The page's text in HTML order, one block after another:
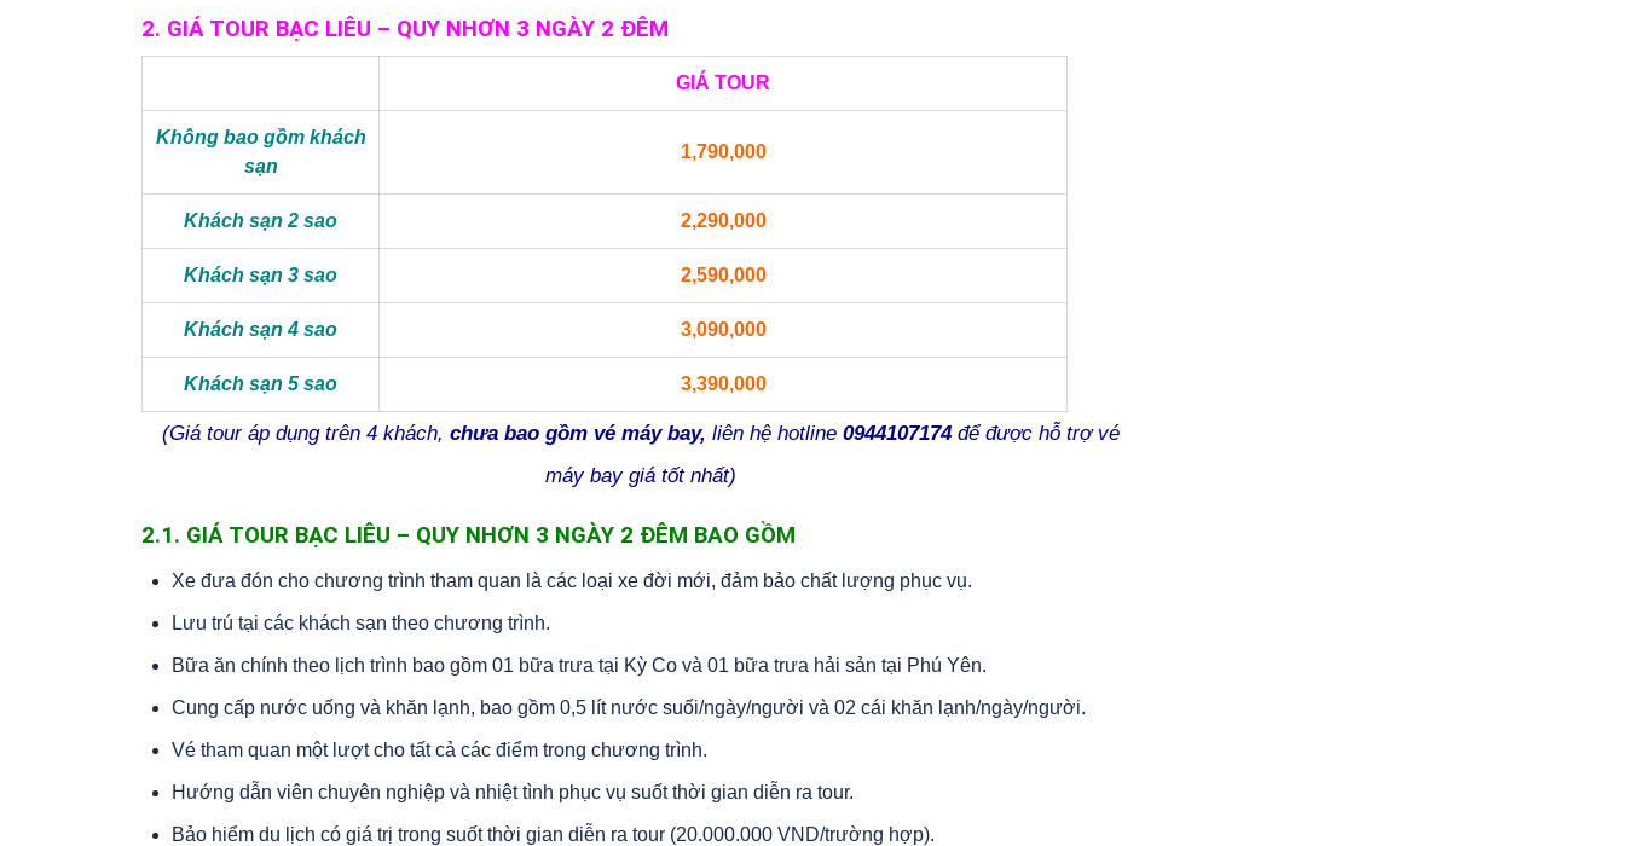
2. GIÁ TOUR BẠC LIÊU – QUY NHƠN 3 NGÀY 2 ĐÊM
GIÁ TOUR
Không bao gồm khách
sạn
1,790,000
Khách sạn 2 sao 2,290,000
Khách sạn 3 sao 2,590,000
Khách sạn 4 sao 3,090,000
Khách sạn 5 sao 3,390,000
(Giá tour áp dụng trên 4 khách, chưa bao gồm vé máy bay, liên hệ hotline 0944107174để được hỗ trợ vé
máy bay giá tốt nhất)
2.1. GIÁ TOUR BẠC LIÊU – QUY NHƠN 3 NGÀY 2 ĐÊM BAO GỒM
Xe đưa đón cho chương trình tham quan là các loại xe đời mới, đảm bảo chất lượng phục vụ.
Lưu trú tại các khách sạn theo chương trình.
Bữa ăn chính theo lịch trình bao gồm 01 bữa trưa tại Kỳ Co và 01 bữa trưa hải sản tại Phú Yên.
Cung cấp nước uống và khăn lạnh, bao gồm 0,5 lít nước suối/ngày/người và 02 cái khăn lạnh/ngày/người.
Vé tham quan một lượt cho tất cả các điểm trong chương trình.
Hướng dẫn viên chuyên nghiệp và nhiệt tình phục vụ suốt thời gian diễn ra tour.
Bảo hiểm du lịch có giá trị trong suốt thời gian diễn ra tour (20.000.000 VND/trường hợp).